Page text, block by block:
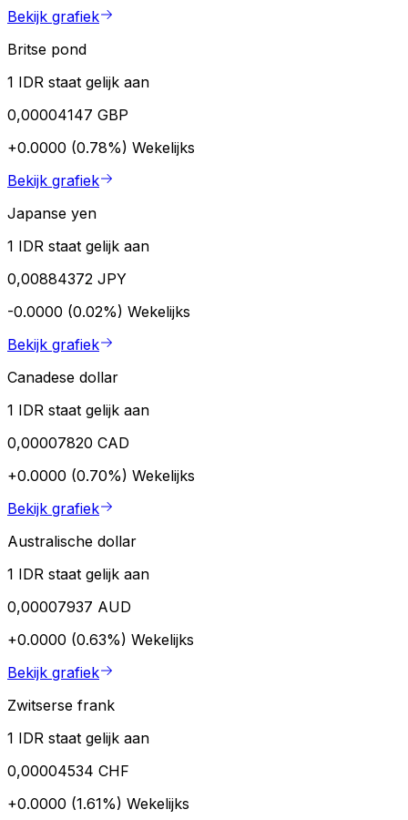
Bekijk grafiek
Britse pond
1 IDR staat gelijk aan
0,00004147 GBP
+0.0000 (0.78%) Wekelijks
Bekijk grafiek
Japanse yen
1 IDR staat gelijk aan
0,00884372 JPY
-0.0000 (0.02%) Wekelijks
Bekijk grafiek
Canadese dollar
1 IDR staat gelijk aan
0,00007820 CAD
+0.0000 (0.70%) Wekelijks
Bekijk grafiek
Australische dollar
1 IDR staat gelijk aan
0,00007937 AUD
+0.0000 (0.63%) Wekelijks
Bekijk grafiek
Zwitserse frank
1 IDR staat gelijk aan
0,00004534 CHF
+0.0000 (1.61%) Wekelijks